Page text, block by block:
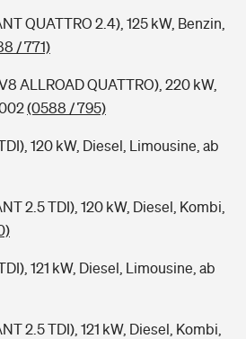
QUATTRO 2.4), 125 kW, Benzin,
/ 771)
ALLROAD QUATTRO), 220 kW,
(0588 / 795)
120 kW, Diesel, Limousine, ab
2.5 TDI), 120 kW, Diesel, Kombi,
121 kW, Diesel, Limousine, ab
2.5 TDI), 121 kW, Diesel, Kombi,